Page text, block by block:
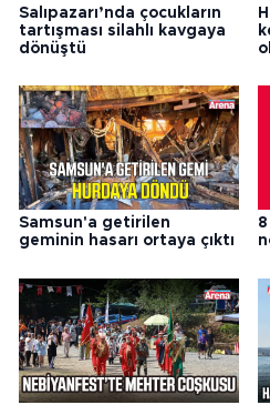
Salıpazarı’nda çocukların
tartışması silahlı kavgaya
dönüştü
Samsun'a getirilen
geminin hasarı ortaya çıktı